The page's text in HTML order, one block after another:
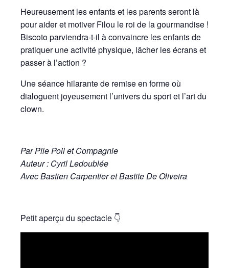
Heureusement les enfants et les parents seront là
pour aider et motiver Filou le roi de la gourmandise !
Biscoto parviendra-t-il à convaincre les enfants de
pratiquer une activité physique, lâcher les écrans et
passer à l’action ?
Une séance hilarante de remise en forme où
dialoguent joyeusement l’univers du sport et l’art du
clown.
Par Pile Poil et Compagnie
Auteur : Cyril Ledoublée
Avec Bastien Carpentier et Bastite De Oliveira
Petit aperçu du spectacle 👇